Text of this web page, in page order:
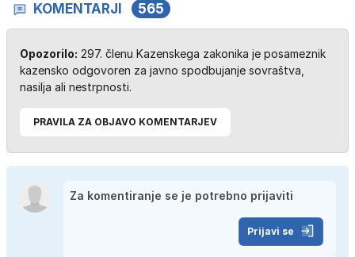
KOMENTARJI 565
Opozorilo: 297. členu Kazenskega zakonika je posameznik
kazensko odgovoren za javno spodbujanje sovraštva,
nasilja ali nestrpnosti.
PRAVILA ZA OBJAVO KOMENTARJEV
Prijavi se